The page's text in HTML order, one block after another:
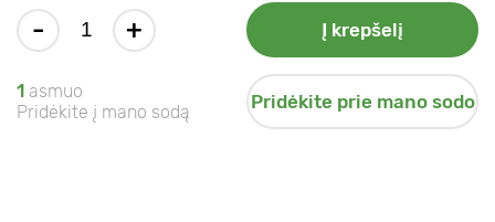
- + Į krepšelį
1 asmuo
Pridėkite į mano sodą
Pridėkite prie mano sodo